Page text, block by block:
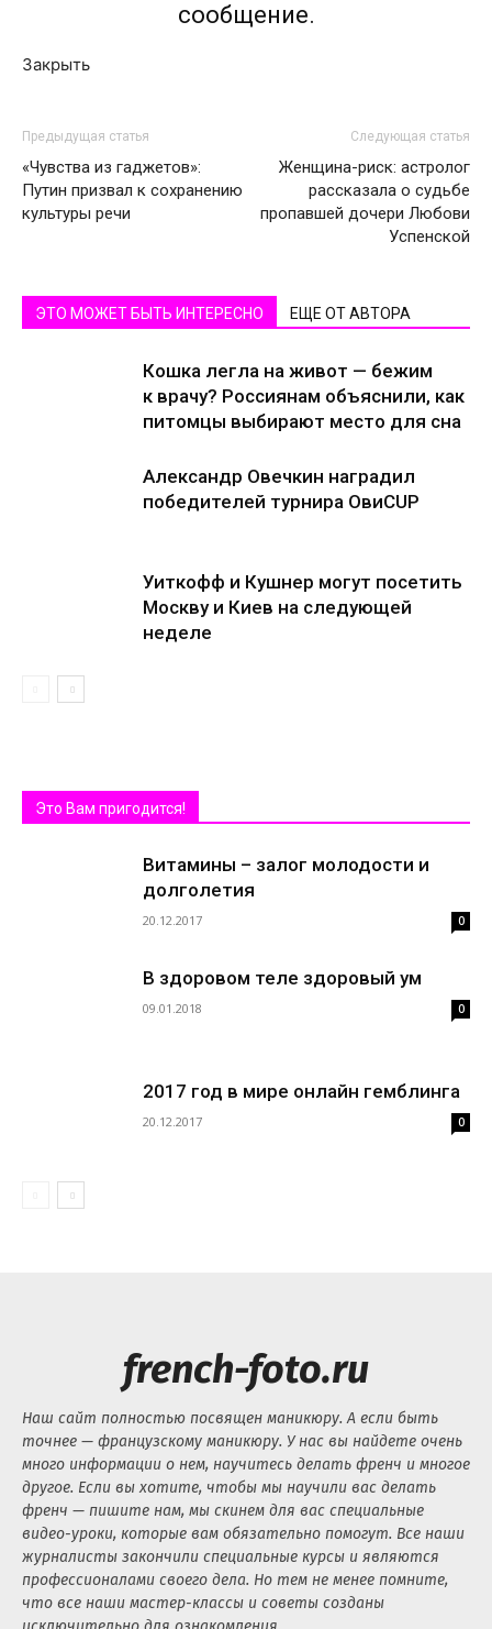
сообщение.
Закрыть
Предыдущая статья
«Чувства из гаджетов»:
Путин призвал к сохранению
культуры речи
Следующая статья
Женщина-риск: астролог
рассказала о судьбе
пропавшей дочери Любови
Успенской
ЭТО МОЖЕТ БЫТЬ ИНТЕРЕСНО ЕЩЕ ОТ АВТОРА
Кошка легла на живот — бежим
к врачу? Россиянам объяснили, как
питомцы выбирают место для сна
Александр Овечкин наградил
победителей турнира ОвиCUP
Уиткофф и Кушнер могут посетить
Москву и Киев на следующей
неделе
Это Вам пригодится!
Витамины – залог молодости и
долголетия
20.12.2017 0
В здоровом теле здоровый ум
09.01.2018 0
2017 год в мире онлайн гемблинга
20.12.2017 0
french-foto.ru
Наш сайт полностью посвящен маникюру. А если быть
точнее — французскому маникюру. У нас вы найдете очень
много информации о нем, научитесь делать френч и многое
другое. Если вы хотите, чтобы мы научили вас делать
френч — пишите нам, мы скинем для вас специальные
видео-уроки, которые вам обязательно помогут. Все наши
журналисты закончили специальные курсы и являются
профессионалами своего дела. Но тем не менее помните,
что все наши мастер-классы и советы созданы